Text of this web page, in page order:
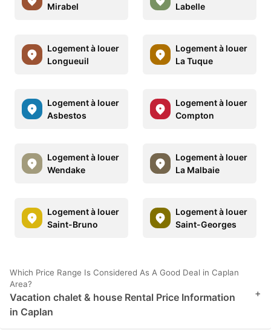
Mirabel
Labelle
Logement à louer
Longueuil
Logement à louer
La Tuque
Logement à louer
Asbestos
Logement à louer
Compton
Logement à louer
Wendake
Logement à louer
La Malbaie
Logement à louer
Saint-Bruno
Logement à louer
Saint-Georges
Which Price Range Is Considered As A Good Deal in Caplan
Area?
Vacation chalet & house Rental Price Information
in Caplan
+